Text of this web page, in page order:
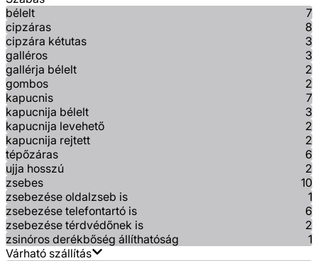
bélelt
7
cipzáras
8
cipzára kétutas
3
galléros
3
gallérja bélelt
2
gombos
2
kapucnis
7
kapucnija bélelt
3
kapucnija levehető
2
kapucnija rejtett
2
tépőzáras
6
ujja hosszú
2
zsebes
10
zsebezése oldalzseb is
1
zsebezése telefontartó is
6
zsebezése térdvédőnek is
2
zsinóros derékbőség állíthatóság
1
Várható szállítás